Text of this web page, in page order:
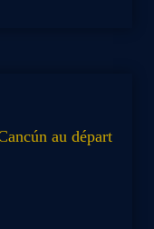
au départ